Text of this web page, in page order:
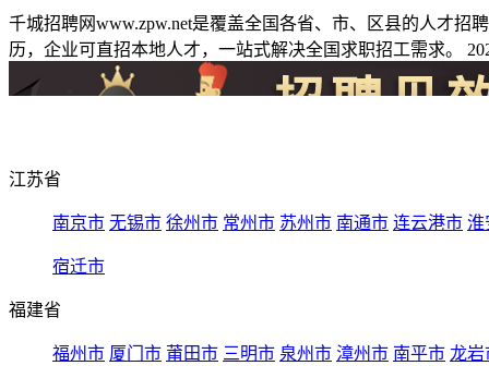
千城招聘网www.zpw.net是覆盖全国各省、市、区县的人才
历，企业可直招本地人才，一站式解决全国求职招工需求。
江苏省
南京市 无锡市 徐州市 常州市 苏州市 南通市 连云港市 淮
宿迁市
福建省
福州市 厦门市 莆田市 三明市 泉州市 漳州市 南平市 龙岩